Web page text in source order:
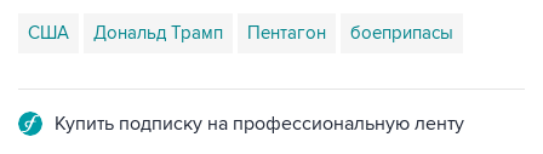
США Дональд Трамп Пентагон боеприпасы
Купить подписку на профессиональную ленту